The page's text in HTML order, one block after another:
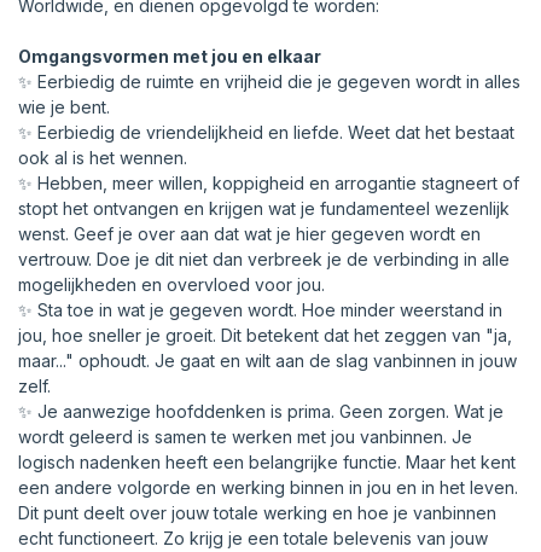
Worldwide, en dienen opgevolgd te worden:
Omgangsvormen met jou en elkaar
✨ Eerbiedig de ruimte en vrijheid die je gegeven wordt in alles
wie je bent.
✨ Eerbiedig de vriendelijkheid en liefde. Weet dat het bestaat
ook al is het wennen.
✨ Hebben, meer willen, koppigheid en arrogantie stagneert of
stopt het ontvangen en krijgen wat je fundamenteel wezenlijk
wenst. Geef je over aan dat wat je hier gegeven wordt en
vertrouw. Doe je dit niet dan verbreek je de verbinding in alle
mogelijkheden en overvloed voor jou.
✨ Sta toe in wat je gegeven wordt. Hoe minder weerstand in
jou, hoe sneller je groeit. Dit betekent dat het zeggen van "ja,
maar..." ophoudt. Je gaat en wilt aan de slag vanbinnen in jouw
zelf.
✨ Je aanwezige hoofddenken is prima. Geen zorgen. Wat je
wordt geleerd is samen te werken met jou vanbinnen. Je
logisch nadenken heeft een belangrijke functie. Maar het kent
een andere volgorde en werking binnen in jou en in het leven.
Dit punt deelt over jouw totale werking en hoe je vanbinnen
echt functioneert. Zo krijg je een totale belevenis van jouw